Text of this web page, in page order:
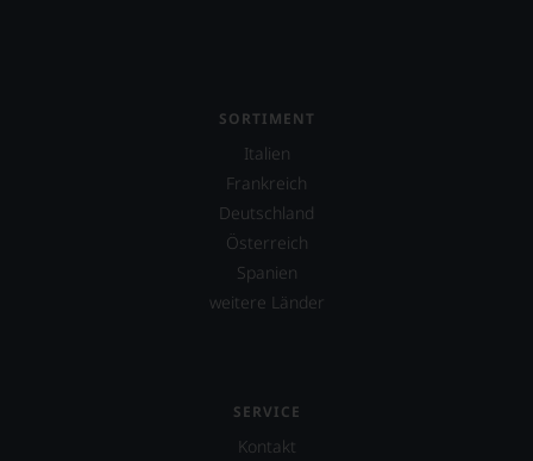
SORTIMENT
Italien
Frankreich
Deutschland
Österreich
Spanien
weitere Länder
SERVICE
Kontakt